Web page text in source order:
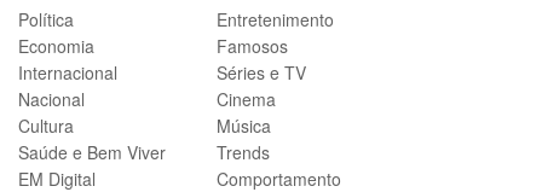
Política
Economia
Internacional
Nacional
Cultura
Saúde e Bem Viver
EM Digital
Entretenimento
Famosos
Séries e TV
Cinema
Música
Trends
Comportamento